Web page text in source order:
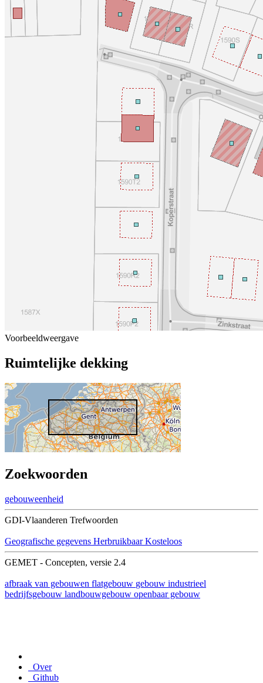
Voorbeeldweergave
Ruimtelijke dekking
Zoekwoorden
gebouweenheid
GDI-Vlaanderen Trefwoorden
Geografische gegevens Herbruikbaar Kosteloos
GEMET - Concepten, versie 2.4
afbraak van gebouwen flatgebouw gebouw industrieel
bedrijfsgebouw landbouwgebouw openbaar gebouw
Over
Github